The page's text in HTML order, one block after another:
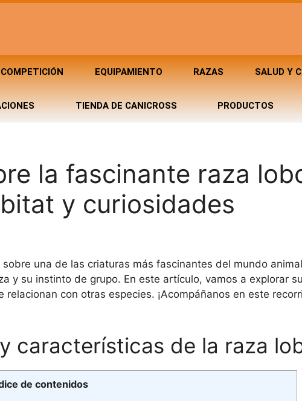
COMPETICIÓN EQUIPAMIENTO RAZAS SALUD Y
TIENDA DE CANICROSS PRODUCTOS
la fascinante raza
y curiosidades
una de las criaturas más fascinantes del mundo
y su instinto de grupo. En este artículo, vamos a explorar su
con otras especies. ¡Acompáñanos en este
características de la raza
de contenidos